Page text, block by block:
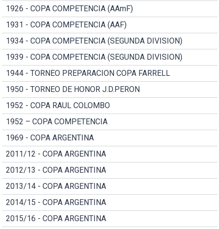
1926 - COPA COMPETENCIA (AAmF)
1931 - COPA COMPETENCIA (AAF)
1934 - COPA COMPETENCIA (SEGUNDA DIVISION)
1939 - COPA COMPETENCIA (SEGUNDA DIVISION)
1944 - TORNEO PREPARACION COPA FARRELL
1950 - TORNEO DE HONOR J.D.PERON
1952 - COPA RAUL COLOMBO
1952 – COPA COMPETENCIA
1969 - COPA ARGENTINA
2011/12 - COPA ARGENTINA
2012/13 - COPA ARGENTINA
2013/14 - COPA ARGENTINA
2014/15 - COPA ARGENTINA
2015/16 - COPA ARGENTINA